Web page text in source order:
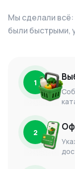
Мы сделали всё:
были быстрыми,
1
2